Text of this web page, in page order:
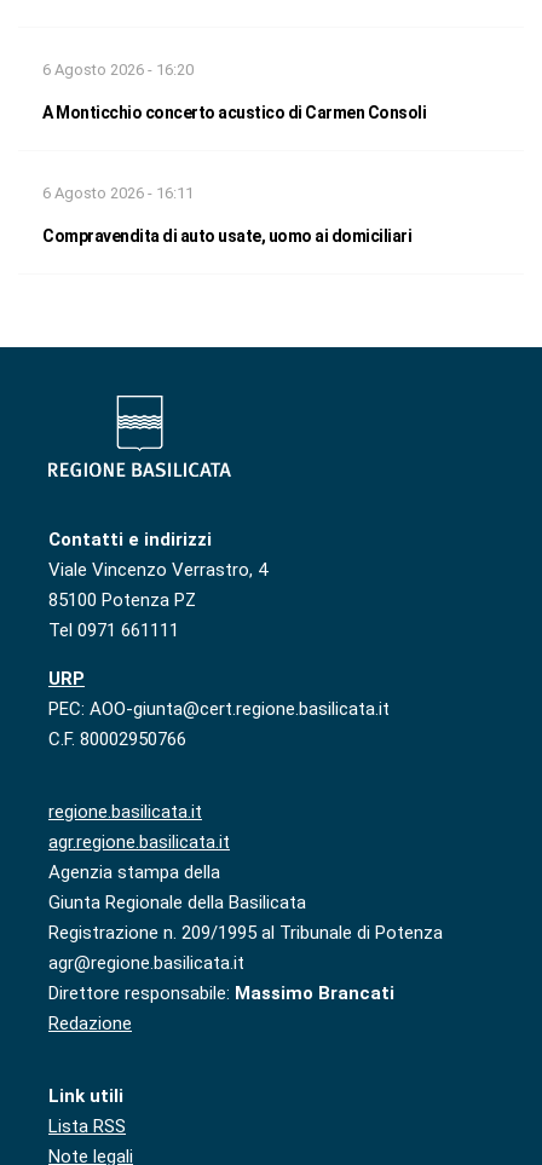
6 Agosto 2026 - 16:20
A Monticchio concerto acustico di Carmen Consoli
6 Agosto 2026 - 16:11
Compravendita di auto usate, uomo ai domiciliari
Contatti e indirizzi
Viale Vincenzo Verrastro, 4
85100 Potenza PZ
Tel 0971 661111
URP
PEC: AOO-giunta@cert.regione.basilicata.it
C.F. 80002950766
regione.basilicata.it
agr.regione.basilicata.it
Agenzia stampa della
Giunta Regionale della Basilicata
Registrazione n. 209/1995 al Tribunale di Potenza
agr@regione.basilicata.it
Direttore responsabile: Massimo Brancati
Redazione
Link utili
Lista RSS
Note legali